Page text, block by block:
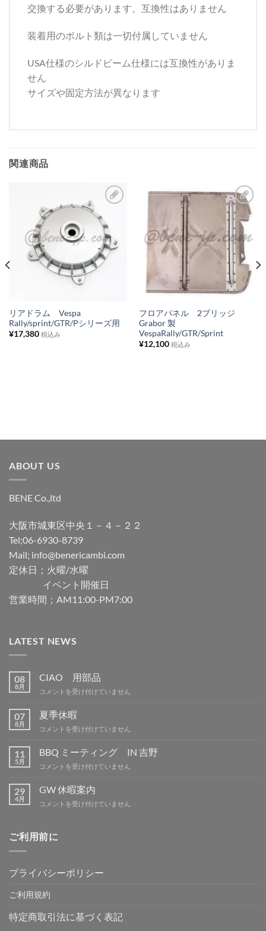
交換する必要があります。互換性はありません
装着用のボルト類は一切付属していません
USA仕様のシルドビーム仕様には互換性がありま
せん
サイズや固定方法が異なります
関連商品
お
気
に
入
ト
リアドラム Vespa
Rally/sprint/GTR/Pシリーズ用
¥17,380 税込み
お
気
入
り
リ
ス
フロアパネル 2ブリッジ
Grabor 製
VespaRally/GTR/Sprint
¥12,100 税込み
ABOUT US
BENE Co.,ltd
大阪市城東区中央１－４－２２
Tel;06-6930-8739
Mail; info@benericambi.com
定休日；火曜/水曜
イベント開催日
営業時間；AM11:00-PM7:00
LATEST NEWS
08
8月
CIAO 用部品
CIAO
部
品
は
コメントを受け付けていません
07
8月
夏季休暇
夏
休
は
コメントを受け付けていません
11
5月
BBQ ミーティング IN 吉野
BBQ
ー
ィ
IN
コメントを受け付けていません
29
4月
GW 休暇案内
GW
案
内
コメントを受け付けていません
ご利用前に
プライバシーポリシー
ご利用規約
特定商取引法に基づく表記